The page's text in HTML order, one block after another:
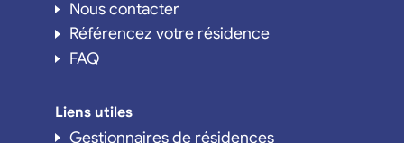
Nous contacter
Référencez votre résidence
FAQ
Liens utiles
Gestionnaires de résidences